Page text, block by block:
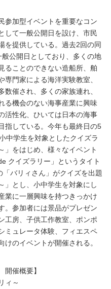
参加型イベントを重要なコン
して一般公開日を設け、市民
を提供している。過去2回の同
公開日としており、多くの地
ることのできない造船所、舶
門家による海洋実験教室、
催され、多くの家族連れ、
る機会のない海事産業に興味
活性化、ひいては日本の海事
指している。今年も最終日の5
中学生を対象としたクイズラ
」をはじめ、様々なイベント
クイズラリー」というタイト
「バリィさん」がクイズを出題
」とし、小中学生を対象にし
業に一層興味を持つきっかけ
。参加者には景品がプレゼン
工房、子供工作教室、ポンポ
ミュレータ体験、フィエスペ
のイベントが開催される。
催概要】
ィ～